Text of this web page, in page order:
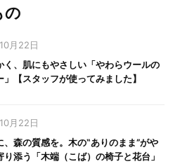
の
月22日
く、肌にもやさしい「やわらウールの
」【スタッフが使ってみました】
月22日
、森の質感を。木の‟ありのまま”がや
り添う「木端（こば）の椅子と花台」